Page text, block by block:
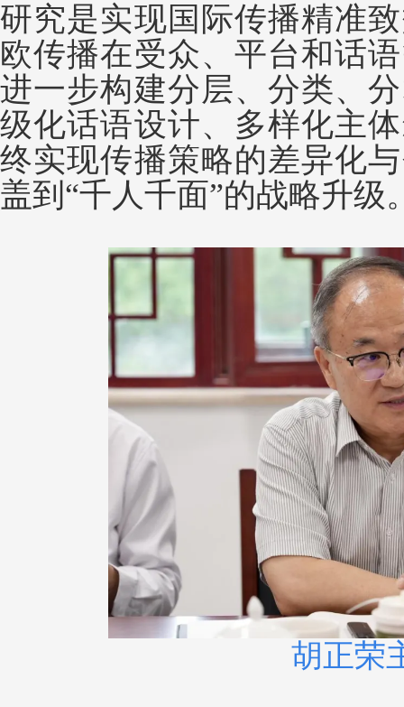
研究是实现国际传播精准
欧传播在受众、平台和话
进一步构建分层、分类、
级化话语设计、多样化主
终实现传播策略的差异化
盖到“千人千面”的战略升级
胡正荣